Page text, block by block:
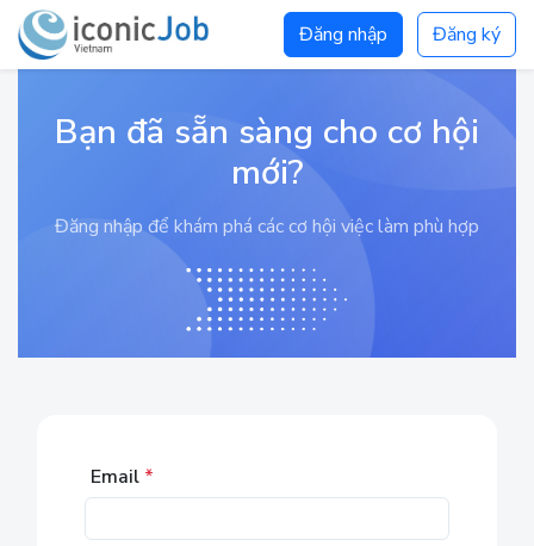
Đăng nhập Đăng ký
Bạn đã sẵn sàng cho cơ hội
mới?
Đăng nhập để khám phá các cơ hội việc làm phù hợp
Email *